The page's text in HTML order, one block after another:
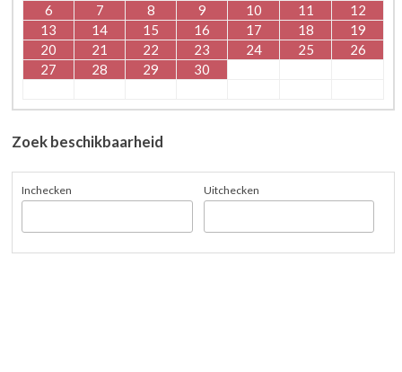
6
7 8 9 10 11
12
13
14 15 16 17 18
19
20
21 22 23 24 25
26
27
28 29 30
Zoek beschikbaarheid
Inchecken Uitchecken